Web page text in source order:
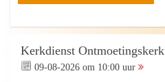
Kerkdienst Ontmoetingskerk
09-08-2026 om 10:00 uur